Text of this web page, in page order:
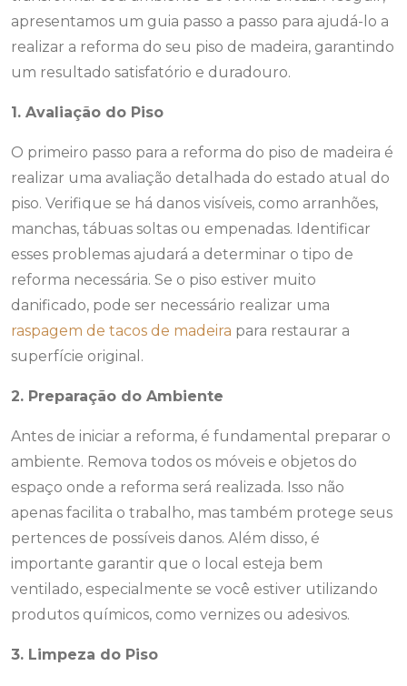
apresentamos um guia passo a passo para ajudá-lo a
realizar a reforma do seu piso de madeira, garantindo
um resultado satisfatório e duradouro.
1. Avaliação do Piso
O primeiro passo para a reforma do piso de madeira é
realizar uma avaliação detalhada do estado atual do
piso. Verifique se há danos visíveis, como arranhões,
manchas, tábuas soltas ou empenadas. Identificar
esses problemas ajudará a determinar o tipo de
reforma necessária. Se o piso estiver muito
danificado, pode ser necessário realizar uma
raspagem de tacos de madeira para restaurar a
superfície original.
2. Preparação do Ambiente
Antes de iniciar a reforma, é fundamental preparar o
ambiente. Remova todos os móveis e objetos do
espaço onde a reforma será realizada. Isso não
apenas facilita o trabalho, mas também protege seus
pertences de possíveis danos. Além disso, é
importante garantir que o local esteja bem
ventilado, especialmente se você estiver utilizando
produtos químicos, como vernizes ou adesivos.
3. Limpeza do Piso